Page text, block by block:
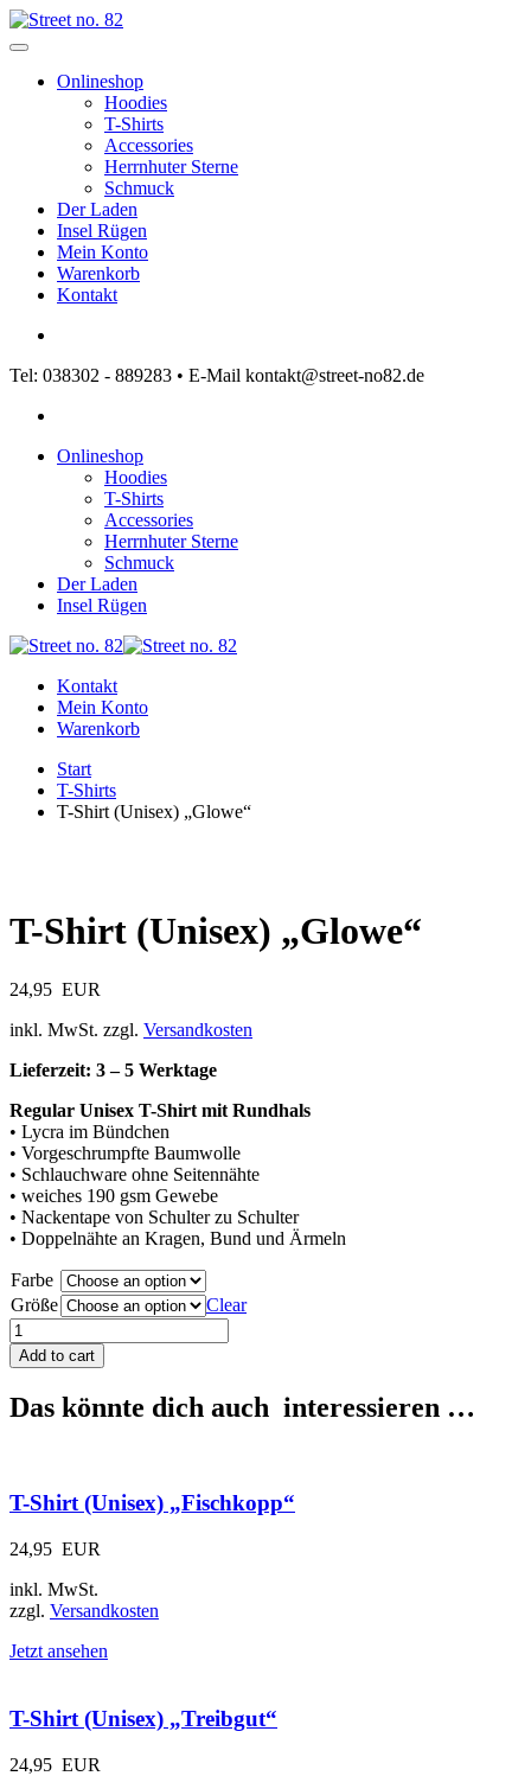
Onlineshop
Hoodies
T-Shirts
Accessories
Herrnhuter Sterne
Schmuck
Der Laden
Insel Rügen
Mein Konto
Warenkorb
Kontakt
Tel: 038302 - 889283 • E-Mail kontakt@street-no82.de
Onlineshop
Hoodies
T-Shirts
Accessories
Herrnhuter Sterne
Schmuck
Der Laden
Insel Rügen
Kontakt
Mein Konto
Warenkorb
Start
T-Shirts
T-Shirt (Unisex) „Glowe“
T-Shirt (Unisex) „Glowe“
24,95 EUR
inkl. MwSt. zzgl. Versandkosten
Lieferzeit: 3 – 5 Werktage
Regular Unisex T-Shirt mit Rundhals
• Lycra im Bündchen
• Vorgeschrumpfte Baumwolle
• Schlauchware ohne Seitennähte
• weiches 190 gsm Gewebe
• Nackentape von Schulter zu Schulter
• Doppelnähte an Kragen, Bund und Ärmeln
Farbe
Größe
Clear
T-
Shirt
(Unisex)
quantity
Add to cart
Das könnte dich auch interessieren …
T-Shirt (Unisex) „Fischkopp“
24,95 EUR
inkl. MwSt.
zzgl. Versandkosten
Jetzt ansehen
T-Shirt (Unisex) „Treibgut“
24,95 EUR